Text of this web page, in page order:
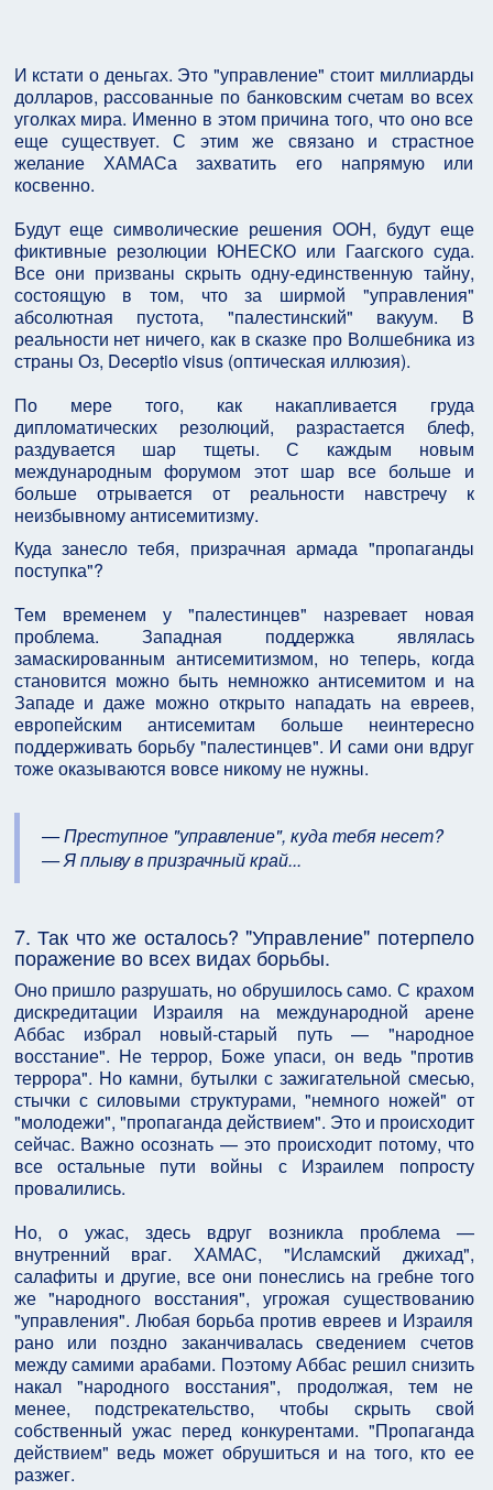
И кстати о деньгах. Это "управление" стоит миллиарды
долларов, рассованные по банковским счетам во всех
уголках мира. Именно в этом причина того, что оно все
еще существует. С этим же связано и страстное
желание ХАМАСа захватить его напрямую или
косвенно.
Будут еще символические решения ООН, будут еще
фиктивные резолюции ЮНЕСКО или Гаагского суда.
Все они призваны скрыть одну-единственную тайну,
состоящую в том, что за ширмой "управления"
абсолютная пустота, "палестинский" вакуум. В
реальности нет ничего, как в сказке про Волшебника из
страны Оз, Deceptio visus (оптическая иллюзия).
По мере того, как накапливается груда
дипломатических резолюций, разрастается блеф,
раздувается шар тщеты. С каждым новым
международным форумом этот шар все больше и
больше отрывается от реальности навстречу к
неизбывному антисемитизму.
Куда занесло тебя, призрачная армада "пропаганды
поступка"?
Тем временем у "палестинцев" назревает новая
проблема. Западная поддержка являлась
замаскированным антисемитизмом, но теперь, когда
становится можно быть немножко антисемитом и на
Западе и даже можно открыто нападать на евреев,
европейским антисемитам больше неинтересно
поддерживать борьбу "палестинцев". И сами они вдруг
тоже оказываются вовсе никому не нужны.
— Преступное "управление", куда тебя несет?
— Я плыву в призрачный край...
7. Так что же осталось? "Управление" потерпело
поражение во всех видах борьбы.
Оно пришло разрушать, но обрушилось само. С крахом
дискредитации Израиля на международной арене
Аббас избрал новый-старый путь — "народное
восстание". Не террор, Боже упаси, он ведь "против
террора". Но камни, бутылки с зажигательной смесью,
стычки с силовыми структурами, "немного ножей" от
"молодежи", "пропаганда действием". Это и происходит
сейчас. Важно осознать — это происходит потому, что
все остальные пути войны с Израилем попросту
провалились.
Но, о ужас, здесь вдруг возникла проблема —
внутренний враг. ХАМАС, "Исламский джихад",
салафиты и другие, все они понеслись на гребне того
же "народного восстания", угрожая существованию
"управления". Любая борьба против евреев и Израиля
рано или поздно заканчивалась сведением счетов
между самими арабами. Поэтому Аббас решил снизить
накал "народного восстания", продолжая, тем не
менее, подстрекательство, чтобы скрыть свой
собственный ужас перед конкурентами. "Пропаганда
действием" ведь может обрушиться и на того, кто ее
разжег.